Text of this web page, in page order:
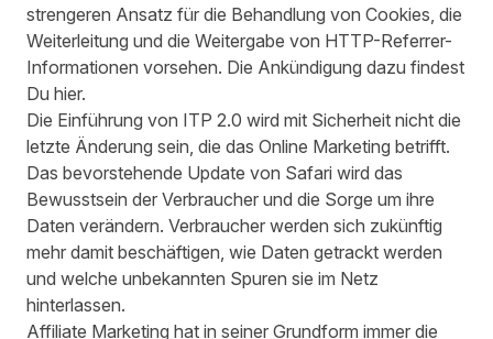
strengeren Ansatz für die Behandlung von Cookies, die
Weiterleitung und die Weitergabe von HTTP-Referrer-
Informationen vorsehen. Die Ankündigung dazu findest
Du hier.
Die Einführung von ITP 2.0 wird mit Sicherheit nicht die
letzte Änderung sein, die das Online Marketing betrifft.
Das bevorstehende Update von Safari wird das
Bewusstsein der Verbraucher und die Sorge um ihre
Daten verändern. Verbraucher werden sich zukünftig
mehr damit beschäftigen, wie Daten getrackt werden
und welche unbekannten Spuren sie im Netz
hinterlassen.
Affiliate Marketing hat in seiner Grundform immer die